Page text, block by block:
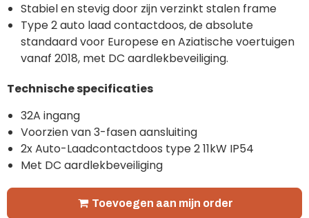
Stabiel en stevig door zijn verzinkt stalen frame
Type 2 auto laad contactdoos, de absolute
standaard voor Europese en Aziatische voertuigen
vanaf 2018, met DC aardlekbeveiliging.
Technischespecificaties
32A ingang
Voorzien van 3-fasen aansluiting
2x Auto-Laadcontactdoos type 2 11kW IP54
Met DC aardlekbeveiliging
Toevoegen aan mijn order